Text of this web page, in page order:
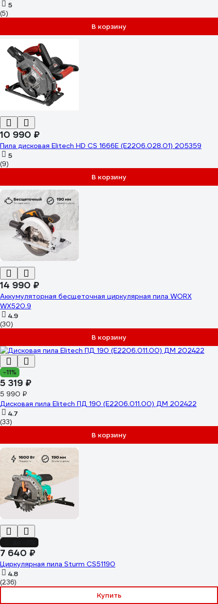
5
(5)
В корзину
10 990 ₽
Пила дисковая Elitech HD CS 1666E (E2206.028.01) 205359
5
(9)
В корзину
14 990 ₽
Аккумуляторная бесщеточная циркулярная пила WORX
WX520.9
4.9
(30)
В корзину
-11%
5 319 ₽
5 990 ₽
Дисковая пила Elitech ПД 190 (E2206.011.00) ДМ 202422
4.7
(33)
В корзину
7 640 ₽
Циркулярная пила Sturm CS51190
4.8
(236)
Купить